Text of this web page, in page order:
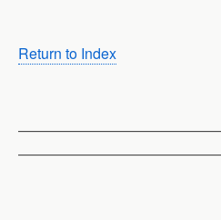
Return to Index